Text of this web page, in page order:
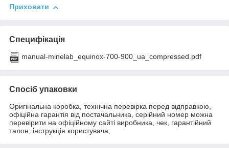
Приховати
Специфікація
manual-minelab_equinox-700-900_ua_compressed.pdf
Спосіб упаковки
Оригінальна коробка, технічна перевірка перед відправкою,
офіційна гарантія від постачальника, серійний номер можна
перевірити на офіційному сайті виробника, чек, гарантійний
талон, інструкція користувача;